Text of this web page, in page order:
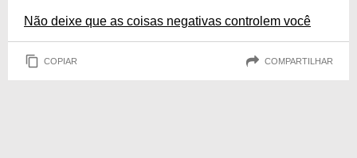
Não deixe que as coisas negativas controlem você
COPIAR COMPARTILHAR